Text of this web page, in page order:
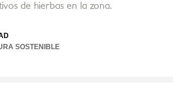
de hierbas en la zona.
SOSTENIBLE